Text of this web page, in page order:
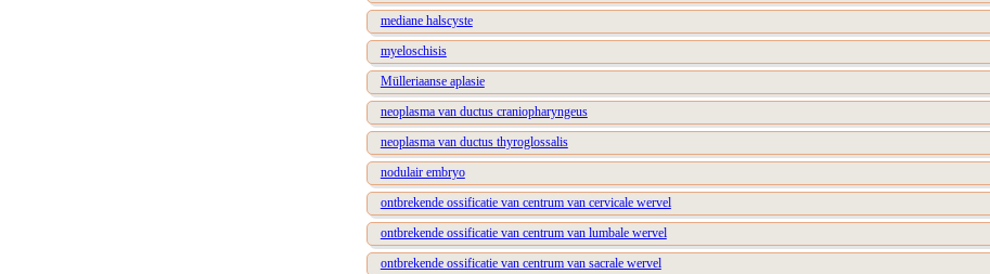
mediane halscyste
myeloschisis
Mülleriaanse aplasie
neoplasma van ductus craniopharyngeus
neoplasma van ductus thyroglossalis
nodulair embryo
ontbrekende ossificatie van centrum van cervicale wervel
ontbrekende ossificatie van centrum van lumbale wervel
ontbrekende ossificatie van centrum van sacrale wervel